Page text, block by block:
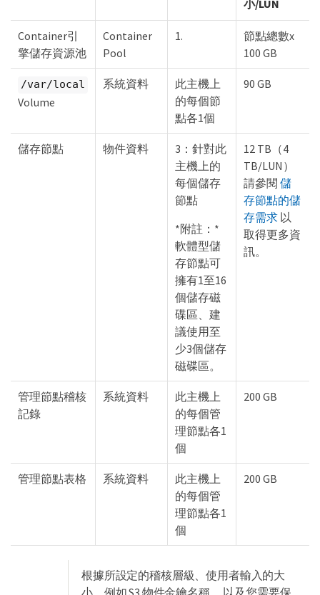
小/LUN
Container引
擎儲存資源池
Container
Pool
1.
節點總數x
100 GB
/var/local
Volume
系統資料
此主機上
的每個節
點各1個
90 GB
儲存節點 物件資料
3：針對此
主機上的
每個儲存
節點
*附註：*
軟體型儲
存節點可
擁有1至16
個儲存磁
碟區、建
議使用至
少3個儲存
磁碟區。
12 TB（4
TB/LUN）
請參閱 儲
存節點的儲
存需求 以
取得更多資
訊。
管理節點稽核
記錄
系統資料
此主機上
的每個管
理節點各1
個
200 GB
管理節點表格 系統資料
此主機上
的每個管
理節點各1
個
200 GB
根據所設定的稽核層級、使用者輸入的大